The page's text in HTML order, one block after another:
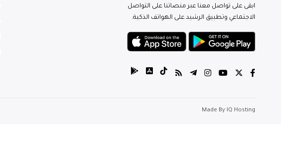
ابقى على تواصل معنا عبر منصاتنا على التواصل
الاجتماعي وتطبيق الرشيد على الهواتف الذكية.
Made By IQ Hosting